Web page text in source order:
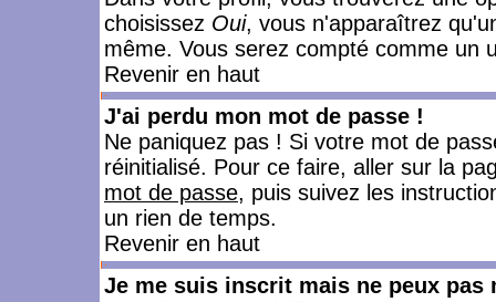
choisissez Oui, vous n'apparaîtrez
même. Vous serez compté comme un
Revenir en haut
J'ai perdu mon mot de passe !
Ne paniquez pas ! Si votre mot de
réinitialisé. Pour ce faire, aller sur la
mot de passe, puis suivez les
un rien de temps.
Revenir en haut
Je me suis inscrit mais ne peux pas